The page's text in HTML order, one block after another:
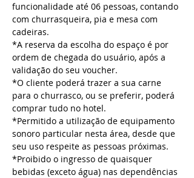
funcionalidade até 06 pessoas, contando
com churrasqueira, pia e mesa com
cadeiras.
*A reserva da escolha do espaço é por
ordem de chegada do usuário, após a
validação do seu voucher.
*O cliente poderá trazer a sua carne
para o churrasco, ou se preferir, poderá
comprar tudo no hotel.
*Permitido a utilização de equipamento
sonoro particular nesta área, desde que
seu uso respeite as pessoas próximas.
*Proibido o ingresso de quaisquer
bebidas (exceto água) nas dependências